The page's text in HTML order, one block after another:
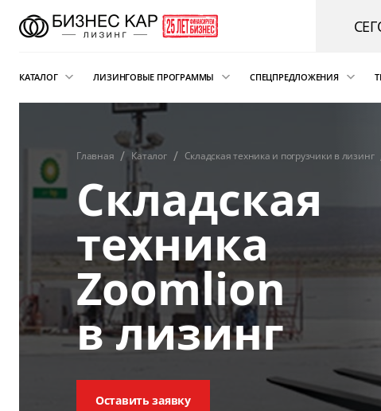
КАТАЛОГ
Автомобили с пробегом
Легковые автомобили
Складская техника
Грузовые автомобили
Спецтехника
Коммерческий транспорт
Автобусы
ЛИЗИНГОВЫЕ ПРОГРАММЫ
Операционная аренда
Лизинг для ИП
Подписка на автомобиль
Возвратный лизинг
Трейд-ин автомобиля в лизинг
СПЕЦПРЕДЛОЖЕНИЯ
Сателлит
Главная Каталог Складская техника и погрузчики в лизинг
Складская
техника
Zoomlion
в лизинг
Оставить заявку